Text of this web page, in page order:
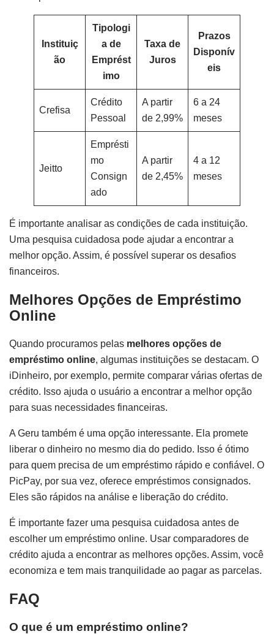
Instituiç
ão
Tipologi
a de
Emprést
imo
Taxa de
Juros
Prazos
Disponív
eis
Crefisa
Crédito
Pessoal
A partir
de 2,99%
6 a 24
meses
Jeitto
Emprésti
mo
Consign
ado
A partir
de 2,45%
4 a 12
meses
É importante analisar as condições de cada instituição.
Uma pesquisa cuidadosa pode ajudar a encontrar a
melhor opção. Assim, é possível superar os desafios
financeiros.
Melhores Opções de Empréstimo
Online
Quando procuramos pelas melhores opções de
empréstimo online, algumas instituições se destacam. O
iDinheiro, por exemplo, permite comparar várias ofertas de
crédito. Isso ajuda o usuário a encontrar a melhor opção
para suas necessidades financeiras.
A Geru também é uma opção interessante. Ela promete
liberar o dinheiro no mesmo dia do pedido. Isso é ótimo
para quem precisa de um empréstimo rápido e confiável. O
PicPay, por sua vez, oferece empréstimos consignados.
Eles são rápidos na análise e liberação do crédito.
É importante fazer uma pesquisa cuidadosa antes de
escolher um empréstimo online. Usar comparadores de
crédito ajuda a encontrar as melhores opções. Assim, você
economiza e tem mais tranquilidade ao pagar as parcelas.
FAQ
O que é um empréstimo online?